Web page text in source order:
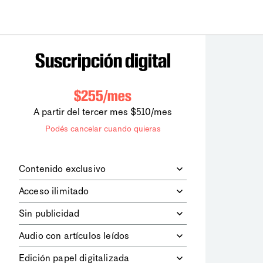
Suscripción digital
$255/mes
A partir del tercer mes $510/mes
Podés cancelar cuando quieras
Contenido exclusivo
digitales dela diaria
los contenidos de Le Monde
diplomatique.
Acceso ilimitado
contenidos.
Sin publicidad
publicitarios.
Audio con artículos leídos
Edición papel digitalizada